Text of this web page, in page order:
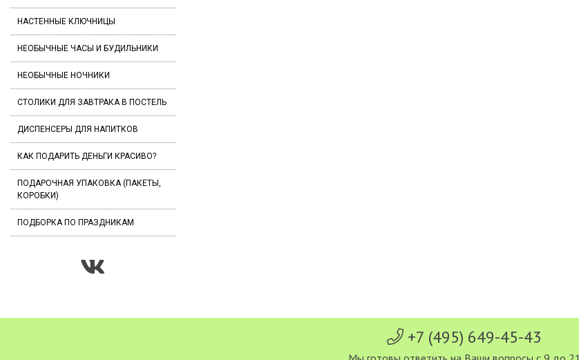
НАСТЕННЫЕ КЛЮЧНИЦЫ
НЕОБЫЧНЫЕ ЧАСЫ И БУДИЛЬНИКИ
НЕОБЫЧНЫЕ НОЧНИКИ
СТОЛИКИ ДЛЯ ЗАВТРАКА В ПОСТЕЛЬ
ДИСПЕНСЕРЫ ДЛЯ НАПИТКОВ
КАК ПОДАРИТЬ ДЕНЬГИ КРАСИВО?
ПОДАРОЧНАЯ УПАКОВКА (ПАКЕТЫ,
КОРОБКИ)
ПОДБОРКА ПО ПРАЗДНИКАМ
+7 (495) 649-45-43